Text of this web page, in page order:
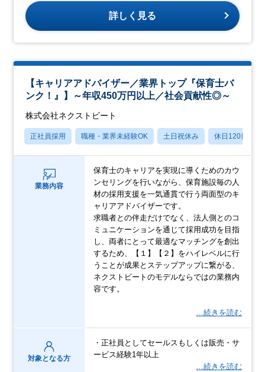
詳しく見る
【キャリアアドバイザー／業界トップ『保育士バ
ンク！』】～年収450万円以上／社会貢献性◎～
株式会社ネクストビート
正社員採用 職種・業界未経験OK 土日祝休み 休日120日以上
業務内容
保育士のキャリアを実現に導くためのカウ
ンセリングを行いながら、保育施設毎の人
材の採用支援を一気通貫で行う両面型のキ
ャリアアドバイザーです。
求職者との伴走だけでなく、法人側とのコ
ミュニケーションを通じて採用成功を目指
し、両者にとって最適なマッチングを創出
するため、【１】【２】をハイレベルに行
うことが成果とステップアップに繋がる、
ネクストビートのモデルならではの業務内
容です。
…続きを読む
対象となる方
・正社員としてセールスもしくは販売・サ
ービス経験1年以上
…続きを読む